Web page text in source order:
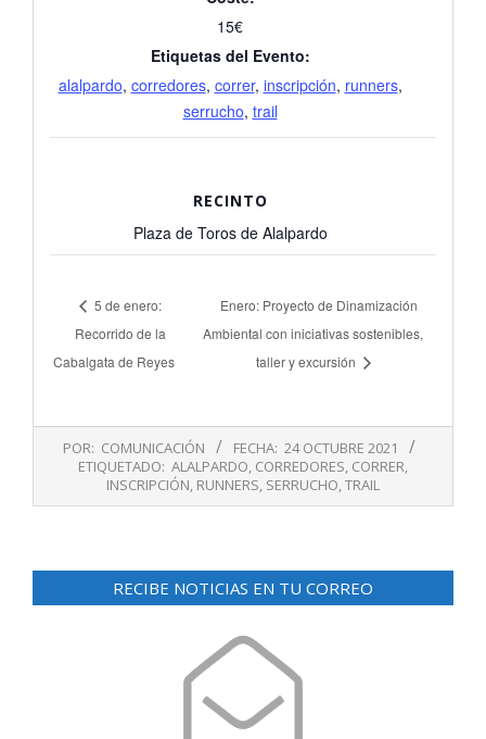
15€
Etiquetas del Evento:
alalpardo, corredores, correr, inscripción, runners,
serrucho, trail
RECINTO
Plaza de Toros de Alalpardo
5 de enero:
Recorrido de la
Cabalgata de Reyes
Enero: Proyecto de Dinamización
Ambiental con iniciativas sostenibles,
taller y excursión
POR: COMUNICACIÓN FECHA: 24 OCTUBRE 2021
ETIQUETADO: ALALPARDO, CORREDORES, CORRER,
INSCRIPCIÓN, RUNNERS, SERRUCHO,TRAIL
RECIBE NOTICIAS EN TU CORREO